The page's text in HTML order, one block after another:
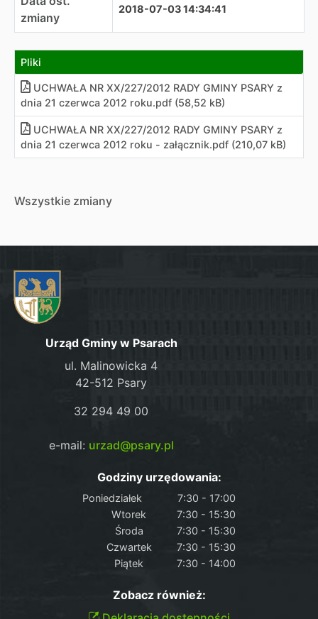
zmiany
2018-07-03 14:34:41
Pliki
UCHWAŁA NR XX/227/2012 RADY GMINY PSARY z
dnia 21 czerwca 2012 roku.pdf (58,52 kB)
UCHWAŁA NR XX/227/2012 RADY GMINY PSARY z
dnia 21 czerwca 2012 roku - załącznik.pdf (210,07 kB)
Wszystkie zmiany
Urząd Gminy w Psarach
ul. Malinowicka 4
42-512 Psary
32 294 49 00
e-mail: urzad@psary.pl
Godziny urzędowania:
Poniedziałek
7:30 - 17:00
Wtorek
7:30 - 15:30
Środa
7:30 - 15:30
Czwartek
7:30 - 15:30
Piątek
7:30 - 14:00
Zobacz również: